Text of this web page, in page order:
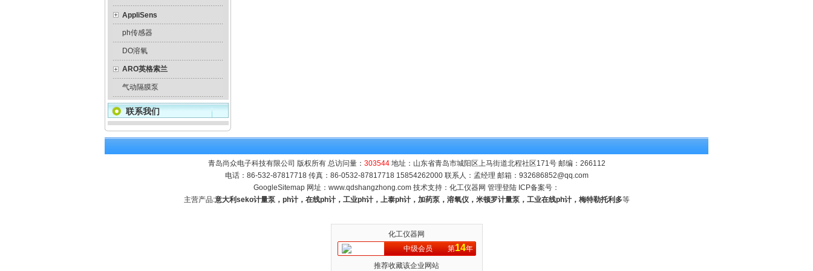
AppliSens
ph传感器
DO溶氧
ARO英格索兰
气动隔膜泵
联系我们
青岛尚众电子科技有限公司 版权所有 总访问量： 303544地址：山东省青岛市城阳区上马街道北程社区171号 邮编：266112
电话：86-532-87817718 传真：86-0532-87817718 15854262000 联系人：孟经理 邮箱： 932686852@qq.com
GoogleSitemap 网址： www.qdshangzhong.com 技术支持： 化工仪器网 管理登陆 ICP备案号：
主营产品:意大利seko计量泵，ph计，在线ph计，工业ph计，上泰ph计，加药泵，溶氧仪，米顿罗计量泵，工业在线ph计，梅特勒托利多等
化工仪器网
中级会员
第14年
推荐收藏该企业网站